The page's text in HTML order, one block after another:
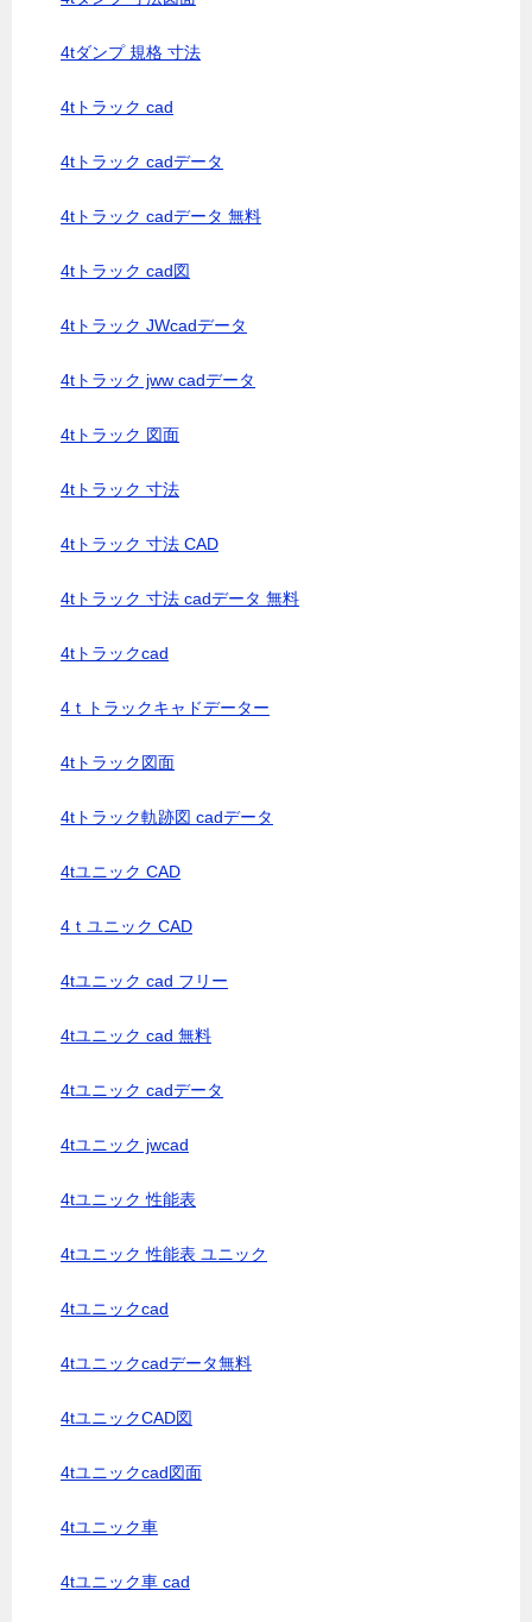
4tダンプ 規格 寸法
4tトラック cad
4tトラック cadデータ
4tトラック cadデータ 無料
4tトラック cad図
4tトラック JWcadデータ
4tトラック jww cadデータ
4tトラック 図面
4tトラック 寸法
4tトラック 寸法 CAD
4tトラック 寸法 cadデータ 無料
4tトラックcad
4ｔトラックキャドデーター
4tトラック図面
4tトラック軌跡図 cadデータ
4tユニック CAD
4ｔユニック CAD
4tユニック cad フリー
4tユニック cad 無料
4tユニック cadデータ
4tユニック jwcad
4tユニック 性能表
4tユニック 性能表 ユニック
4tユニックcad
4tユニックcadデータ無料
4tユニックCAD図
4tユニックcad図面
4tユニック車
4tユニック車 cad